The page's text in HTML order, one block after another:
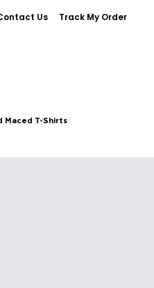
Us Track My Order
Maced T-Shirts